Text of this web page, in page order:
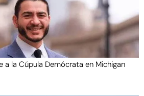
a la Cúpula Demócrata en Michigan